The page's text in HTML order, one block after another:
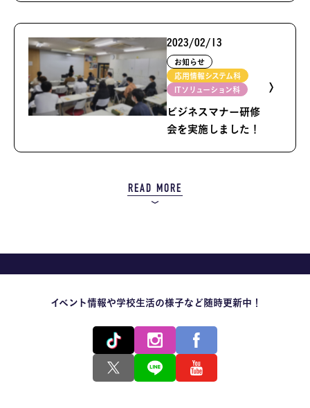
2023/02/13
お知らせ
応用情報システム科
ITソリューション科
ビジネスマナー研修
会を実施しました！
READ MORE
イベント情報や学校生活の様子など随時更新中！